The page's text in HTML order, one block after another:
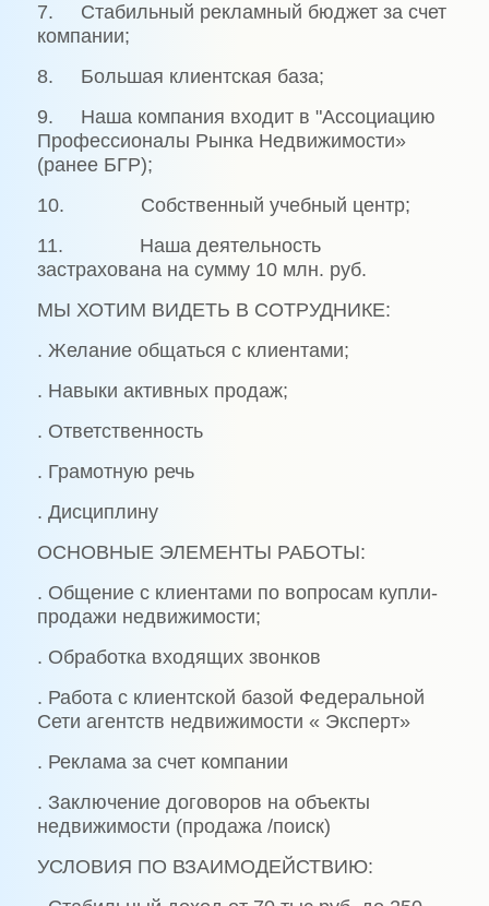
7. Стабильный рекламный бюджет за счет
компании;
8. Большая клиентская база;
9. Наша компания входит в "Ассоциацию
Профессионалы Рынка Недвижимости»
(ранее БГР);
10. Собственный учебный центр;
11. Наша деятельность
застрахована на сумму 10 млн. руб.
МЫ ХОТИМ ВИДЕТЬ В СОТРУДНИКЕ:
. Желание общаться с клиентами;
. Навыки активных продаж;
. Ответственность
. Грамотную речь
. Дисциплину
ОСНОВНЫЕ ЭЛЕМЕНТЫ РАБОТЫ:
. Общение с клиентами по вопросам купли-
продажи недвижимости;
. Обработка входящих звонков
. Работа с клиентской базой Федеральной
Сети агентств недвижимости « Эксперт»
. Реклама за счет компании
. Заключение договоров на объекты
недвижимости (продажа /поиск)
УСЛОВИЯ ПО ВЗАИМОДЕЙСТВИЮ: